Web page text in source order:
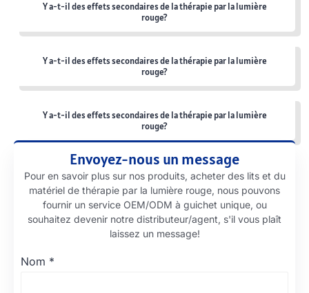
Y a-t-il des effets secondaires de la thérapie par la lumière
rouge?
Y a-t-il des effets secondaires de la thérapie par la lumière
rouge?
Y a-t-il des effets secondaires de la thérapie par la lumière
rouge?
Envoyez-nous un message
Pour en savoir plus sur nos produits, acheter des lits et du
matériel de thérapie par la lumière rouge, nous pouvons
fournir un service OEM/ODM à guichet unique, ou
souhaitez devenir notre distributeur/agent, s'il vous plaît
laissez un message!
Nom *